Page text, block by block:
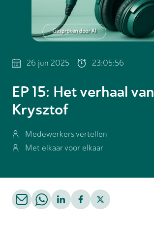
26 jun 2025 23:05:56
EP15: Het verhaal van
Krysztof
Medewerkers vertellen
Met elkaar voor elkaar